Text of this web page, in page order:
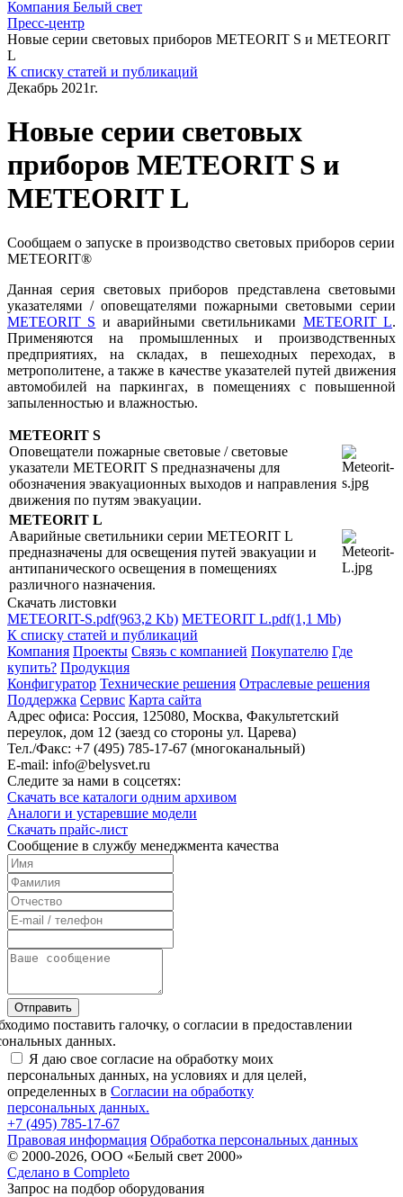
Компания Белый свет
Пресс-центр
Новые серии световых приборов METEORIT S и METEORIT
L
К списку статей и публикаций
Декабрь 2021г.
Новые серии световых
приборов METEORIT S и
METEORIT L
Сообщаем о запуске в производство световых приборов серии
METEORIT®
Данная серия световых приборов представлена световыми
указателями / оповещателями пожарными световыми серии
METEORIT S и аварийными светильниками METEORIT L.
Применяются на промышленных и производственных
предприятиях, на складах, в пешеходных переходах, в
метрополитене, а также в качестве указателей путей движения
автомобилей на паркингах, в помещениях с повышенной
запыленностью и влажностью.
METEORIT S
Оповещатели пожарные световые / световые
указатели METEORIT S предназначены для
обозначения эвакуационных выходов и направления
движения по путям эвакуации.
METEORIT L
Аварийные светильники серии METEORIT L
предназначены для освещения путей эвакуации и
антипанического освещения в помещениях
различного назначения.
Скачать листовки
METEORIT-S.pdf(963,2 Kb) METEORIT L.pdf(1,1 Mb)
К списку статей и публикаций
Компания Проекты Связь с компанией Покупателю Где
купить? Продукция
Конфигуратор Технические решения Отраслевые решения
Поддержка Сервис Карта сайта
Адрес офиса: Россия, 125080, Москва, Факультетский
переулок, дом 12 (заезд со стороны ул. Царева)
Тел./Факс: +7 (495) 785-17-67 (многоканальный)
E-mail: info@belysvet.ru
Следите за нами в соцсетях:
Скачать все каталоги одним архивом
Аналоги и устаревшие модели
Скачать прайс-лист
Cообщение в службу менеджмента качества
Отправить
поставить галочку, о согласии в предоставлении
данных.
Я даю свое согласие на обработку моих
персональных данных, на условиях и для целей,
определенных в Согласии на обработку
персональных данных.
+7 (495) 785-17-67
Правовая информация Обработка персональных данных
© 2000-2026, ООО «Белый свет 2000»
Сделано в Completo
Запрос на подбор оборудования